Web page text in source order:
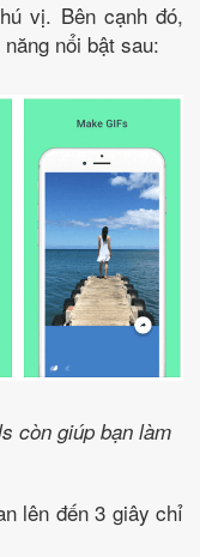
vị. Bên cạnh đó,
nổi bật sau:
còn giúp bạn làm
lên đến 3 giây chỉ